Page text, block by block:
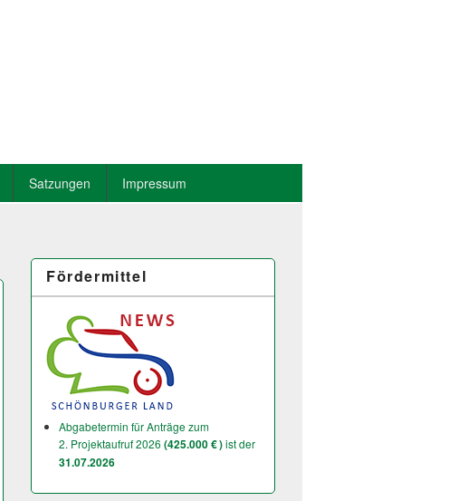
Satzungen Impressum
Fördermittel
Abgabetermin für Anträge zum
2. Projektaufruf 2026 (425.000 € )ist der
31.07.2026